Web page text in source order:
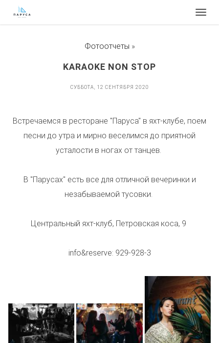
Фотоотчеты »
​​​​​​​​​KARAOKE NON STOP
СУББОТА, 12 СЕНТЯБРЯ 2020
​​​​​​​​​Встречаемся в ресторане "Паруса" в яхт-клубе, поем
песни до утра и мирно веселимся до приятной
усталости в ногах от танцев.
В "Парусах" есть все для отличной вечеринки и
незабываемой тусовки.
Центральный яхт-клуб, Петровская коса, 9
info&reserve: 929-928-3